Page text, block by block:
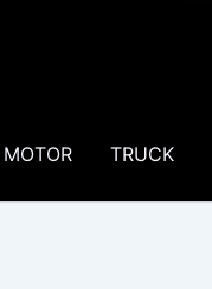
MOTOR TRUCK